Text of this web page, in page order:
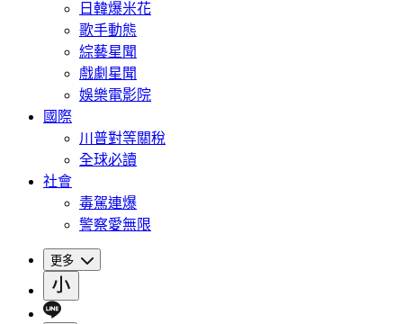
日韓爆米花
歌手動態
綜藝星聞
戲劇星聞
娛樂電影院
國際
川普對等關稅
全球必讀
社會
毒駕連爆
警察愛無限
更多